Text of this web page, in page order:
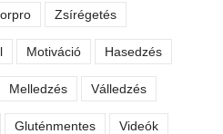
Zsírégetés
Motiváció Hasedzés
Melledzés Válledzés
Gluténmentes Videók